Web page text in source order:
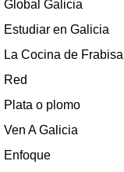
Global Galicia
Estudiar en Galicia
La Cocina de Frabisa
Red
Plata o plomo
Ven A Galicia
Enfoque